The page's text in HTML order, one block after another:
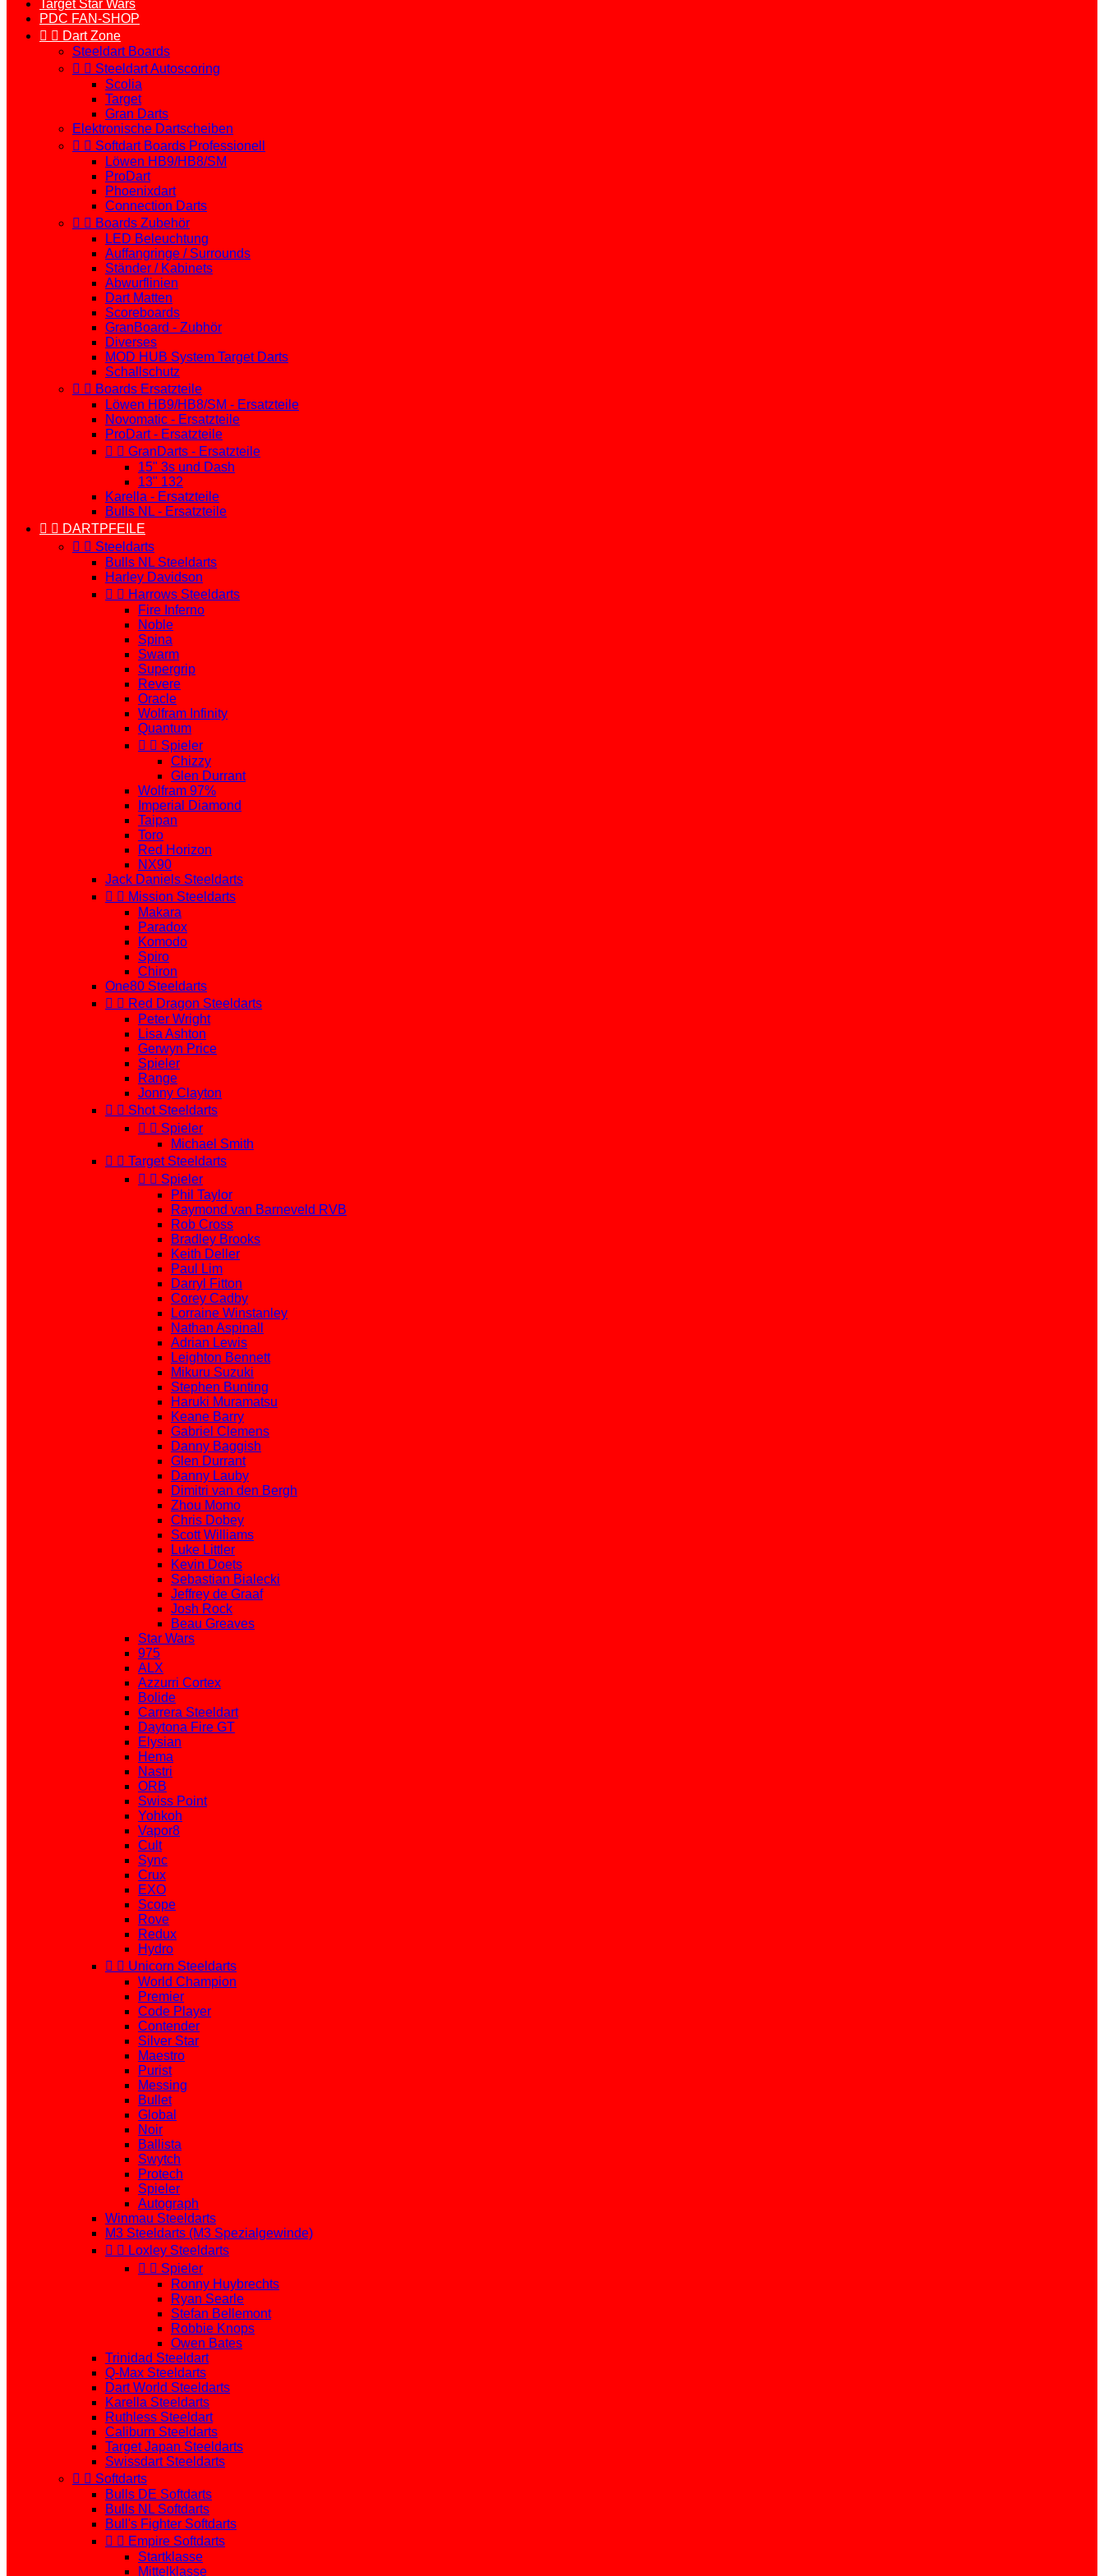
Target Star Wars
PDC FAN-SHOP
  Dart Zone
Steeldart Boards
  Steeldart Autoscoring
Scolia
Target
Gran Darts
Elektronische Dartscheiben
  Softdart Boards Professionell
Löwen HB9/HB8/SM
ProDart
Phoenixdart
Connection Darts
  Boards Zubehör
LED Beleuchtung
Auffangringe / Surrounds
Ständer / Kabinets
Abwurflinien
Dart Matten
Scoreboards
GranBoard - Zubhör
Diverses
MOD HUB System Target Darts
Schallschutz
  Boards Ersatzteile
Löwen HB9/HB8/SM - Ersatzteile
Novomatic - Ersatzteile
ProDart - Ersatzteile
  GranDarts - Ersatzteile
15" 3s und Dash
13" 132
Karella - Ersatzteile
Bulls NL - Ersatzteile
  DARTPFEILE
  Steeldarts
Bulls NL Steeldarts
Harley Davidson
  Harrows Steeldarts
Fire Inferno
Noble
Spina
Swarm
Supergrip
Revere
Oracle
Wolfram Infinity
Quantum
  Spieler
Chizzy
Glen Durrant
Wolfram 97%
Imperial Diamond
Taipan
Toro
Red Horizon
NX90
Jack Daniels Steeldarts
  Mission Steeldarts
Makara
Paradox
Komodo
Spiro
Chiron
One80 Steeldarts
  Red Dragon Steeldarts
Peter Wright
Lisa Ashton
Gerwyn Price
Spieler
Range
Jonny Clayton
  Shot Steeldarts
  Spieler
Michael Smith
  Target Steeldarts
  Spieler
Phil Taylor
Raymond van Barneveld RVB
Rob Cross
Bradley Brooks
Keith Deller
Paul Lim
Darryl Fitton
Corey Cadby
Lorraine Winstanley
Nathan Aspinall
Adrian Lewis
Leighton Bennett
Mikuru Suzuki
Stephen Bunting
Haruki Muramatsu
Keane Barry
Gabriel Clemens
Danny Baggish
Glen Durrant
Danny Lauby
Dimitri van den Bergh
Zhou Momo
Chris Dobey
Scott Williams
Luke Littler
Kevin Doets
Sebastian Bialecki
Jeffrey de Graaf
Josh Rock
Beau Greaves
Star Wars
975
ALX
Azzurri Cortex
Bolide
Carrera Steeldart
Daytona Fire GT
Elysian
Hema
Nastri
ORB
Swiss Point
Yohkoh
Vapor8
Cult
Sync
Crux
EXO
Scope
Rove
Redux
Hydro
  Unicorn Steeldarts
World Champion
Premier
Code Player
Contender
Silver Star
Maestro
Purist
Messing
Bullet
Global
Noir
Ballista
Swytch
Protech
Spieler
Autograph
Winmau Steeldarts
M3 Steeldarts (M3 Spezialgewinde)
  Loxley Steeldarts
  Spieler
Ronny Huybrechts
Ryan Searle
Stefan Bellemont
Robbie Knops
Owen Bates
Trinidad Steeldart
Q-Max Steeldarts
Dart World Steeldarts
Karella Steeldarts
Ruthless Steeldart
Caliburn Steeldarts
Target Japan Steeldarts
Swissdart Steeldarts
  Softdarts
Bulls DE Softdarts
Bulls NL Softdarts
Bull's Fighter Softdarts
  Empire Softdarts
Startklasse
Mittelklasse